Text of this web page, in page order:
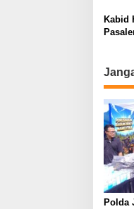
Kabid
Polda